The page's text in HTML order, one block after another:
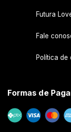
Futura
Fale
Política
Formas de